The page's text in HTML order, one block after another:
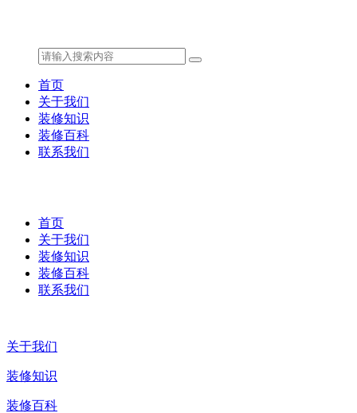
首页
关于我们
装修知识
装修百科
联系我们
首页
关于我们
装修知识
装修百科
联系我们
关于我们
装修知识
装修百科